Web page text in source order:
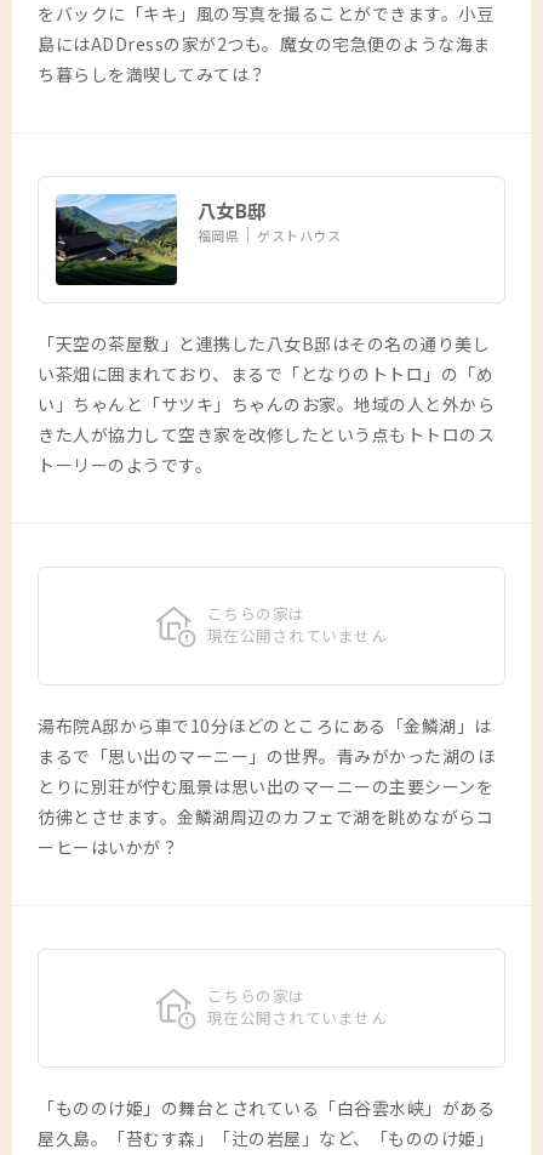
をバックに「キキ」風の写真を撮ることができます。小豆
島にはADDressの家が2つも。魔女の宅急便のような海ま
ち暮らしを満喫してみては？
八女B邸
福岡県 ゲストハウス
「天空の茶屋敷」と連携した八女B邸はその名の通り美し
い茶畑に囲まれており、まるで「となりのトトロ」の「め
い」ちゃんと「サツキ」ちゃんのお家。地域の人と外から
きた人が協力して空き家を改修したという点もトトロのス
トーリーのようです。
こちらの家は
現在公開されていません
湯布院A邸から車で10分ほどのところにある「金鱗湖」は
まるで「思い出のマーニー」の世界。青みがかった湖のほ
とりに別荘が佇む風景は思い出のマーニーの主要シーンを
彷彿とさせます。金鱗湖周辺のカフェで湖を眺めながらコ
ーヒーはいかが？
こちらの家は
現在公開されていません
「もののけ姫」の舞台とされている「白谷雲水峡」がある
屋久島。「苔むす森」「辻の岩屋」など、「もののけ姫」